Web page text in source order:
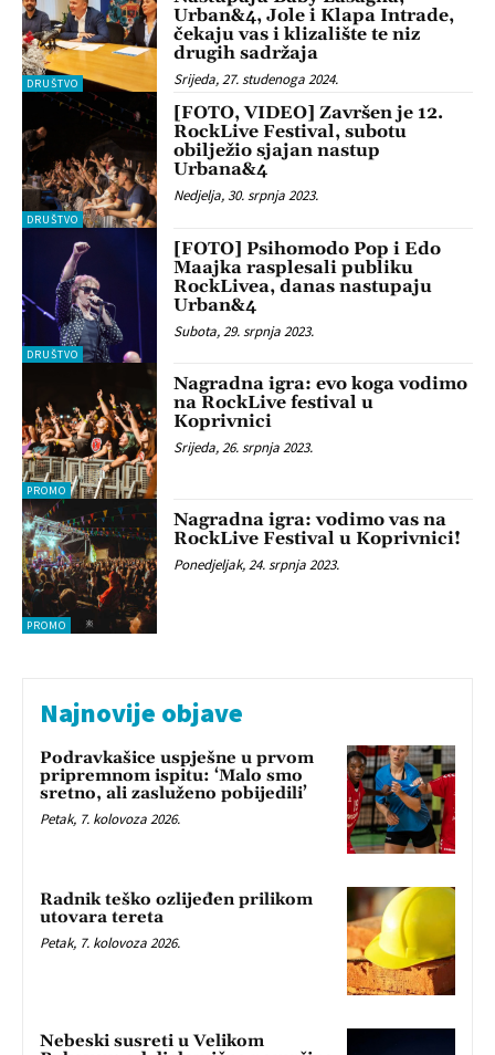
DRUŠTVO
Urban&4, Jole i Klapa Intrade,
čekaju vas i klizalište te niz
drugih sadržaja
Srijeda, 27. studenoga 2024.
DRUŠTVO
[FOTO, VIDEO] Završen je 12.
RockLive Festival, subotu
obilježio sjajan nastup
Urbana&4
Nedjelja, 30. srpnja 2023.
DRUŠTVO
[FOTO] Psihomodo Pop i Edo
Maajka rasplesali publiku
RockLivea, danas nastupaju
Urban&4
Subota, 29. srpnja 2023.
PROMO
Nagradna igra: evo koga vodimo
na RockLive festival u
Koprivnici
Srijeda, 26. srpnja 2023.
PROMO
Nagradna igra: vodimo vas na
RockLive Festival u Koprivnici!
Ponedjeljak, 24. srpnja 2023.
Najnovije objave
Podravkašice uspješne u prvom
pripremnom ispitu: ‘Malo smo
sretno, ali zasluženo pobijedili’
Petak, 7. kolovoza 2026.
Radnik teško ozlijeđen prilikom
utovara tereta
Petak, 7. kolovoza 2026.
Nebeski susreti u Velikom